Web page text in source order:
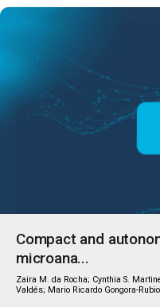
Compact and
microana...
Zaira M. da Rocha; Cynthia S.
Valdés; Mario Ricardo Gongora-Rubio